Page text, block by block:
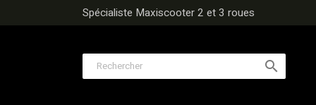
Spécialiste Maxiscooter 2 et 3 roues
